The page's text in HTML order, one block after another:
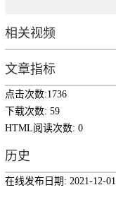
相关视频
文章指标
点击次数:1736
下载次数: 59
HTML阅读次数: 0
历史
在线发布日期: 2021-12-01